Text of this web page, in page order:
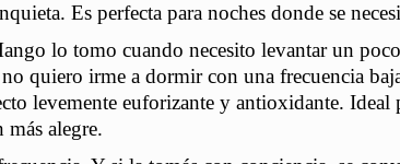
Es perfecta para noches donde se
lo tomo cuando necesito levantar un
quiero irme a dormir con una frecuencia
levemente euforizante y antioxidante.
alegre.